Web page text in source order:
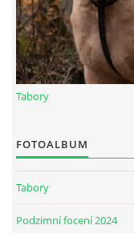
Tabory
FOTOALBUM
Tabory
Podzimní focení 2024